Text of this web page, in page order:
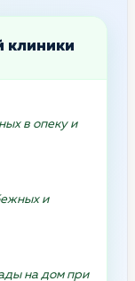
клиники
в опеку и
и
на дом при